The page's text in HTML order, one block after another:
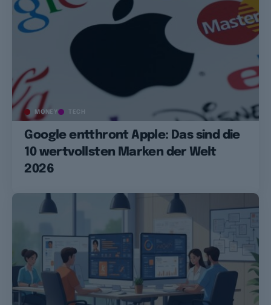
MONEY TECH
Google entthront Apple: Das sind die
10 wertvollsten Marken der Welt
2026